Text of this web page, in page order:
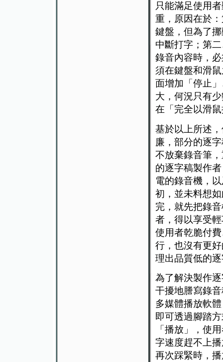
只能滿足使用
重，原因在於
鍵盤，但為了
中斷打字；第
錄音內容時，
須在鍵盤和滑
面增加「停止
大，何況只有
在「完全以滑
基於以上所述
廉，部分的逐
不放棄錄音筆
的逐字稿製作
電的錄音機，
初，並未料想
完，就先把錄
者，得以享受
使用者乾脆付
行，也沒有更
理出品質低的
為了解決製作
干擾地謄寫錄
多媒體播放軟
即可透過腳踏
「播放」，使
字速度趕不上
再次踩緊時，